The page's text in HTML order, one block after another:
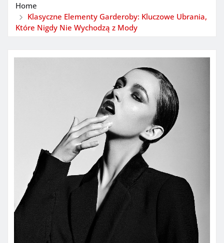
Home
Klasyczne Elementy Garderoby: Kluczowe Ubrania,
Które Nigdy Nie Wychodzą z Mody